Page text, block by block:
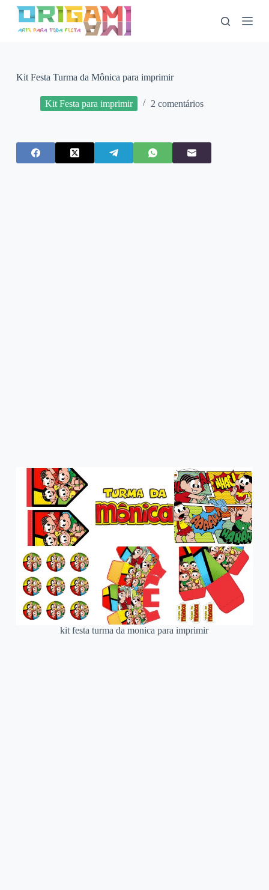
n
Kit Festa Turma da Mônica para imprimir
Kit Festa para imprimir 2 comentários
kit festa turma da monica para imprimir